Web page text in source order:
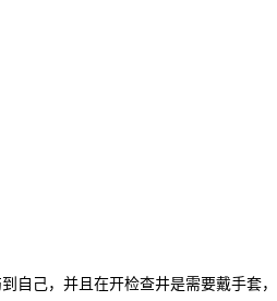
自己，并且在开检查井是需要戴手套，